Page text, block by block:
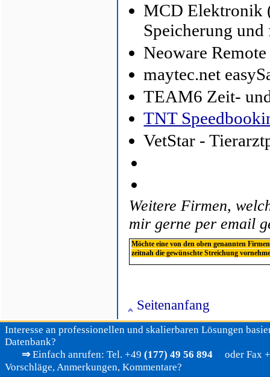
MCD Elektronik
Speicherung
Neoware
maytec.net
TEAM6 Zeit-
TNT
VetStar -
Weitere Firmen,
mir gerne per email
Möchte eine von den oben genannten
zeitnah die gewünschte Streichung
Seitenanfang
Interesse an professionellen und skalierbaren Lösungen
Datenbank?
⇒Einfach anrufen: Tel. +49 (177) 49 56 894 oder Fax
Vorschläge, Anmerkungen, Kommentare?